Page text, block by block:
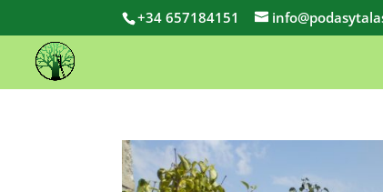
+34 657184151